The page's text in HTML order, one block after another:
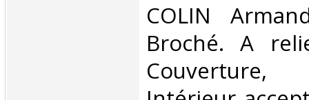
‎COLIN
Broché. A